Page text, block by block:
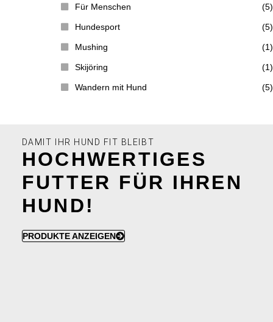
Für Menschen (5)
Hundesport (5)
Mushing (1)
Skijöring (1)
Wandern mit Hund (5)
DAMIT IHR HUND FIT BLEIBT
HOCHWERTIGES
FUTTER FÜR IHREN
HUND!
PRODUKTE ANZEIGEN